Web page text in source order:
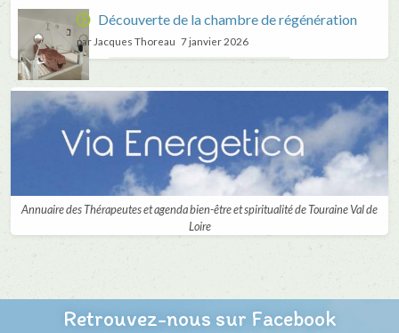
Découverte de la chambre de régénération
par Jacques Thoreau 7 janvier 2026
Annuaire des Thérapeutes et agenda bien-être et spiritualité de Touraine Val de
Loire
Retrouvez-nous sur Facebook